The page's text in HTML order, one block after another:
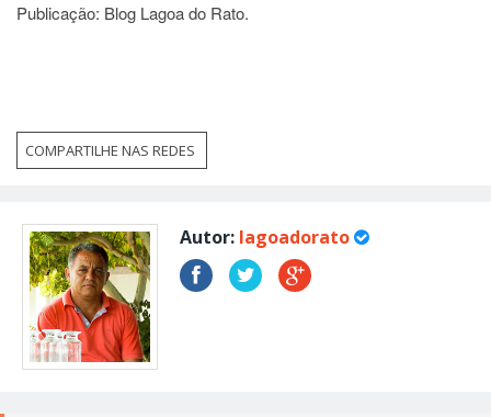
Publicação: Blog Lagoa do Rato.
COMPARTILHE NAS REDES
Autor: lagoadorato